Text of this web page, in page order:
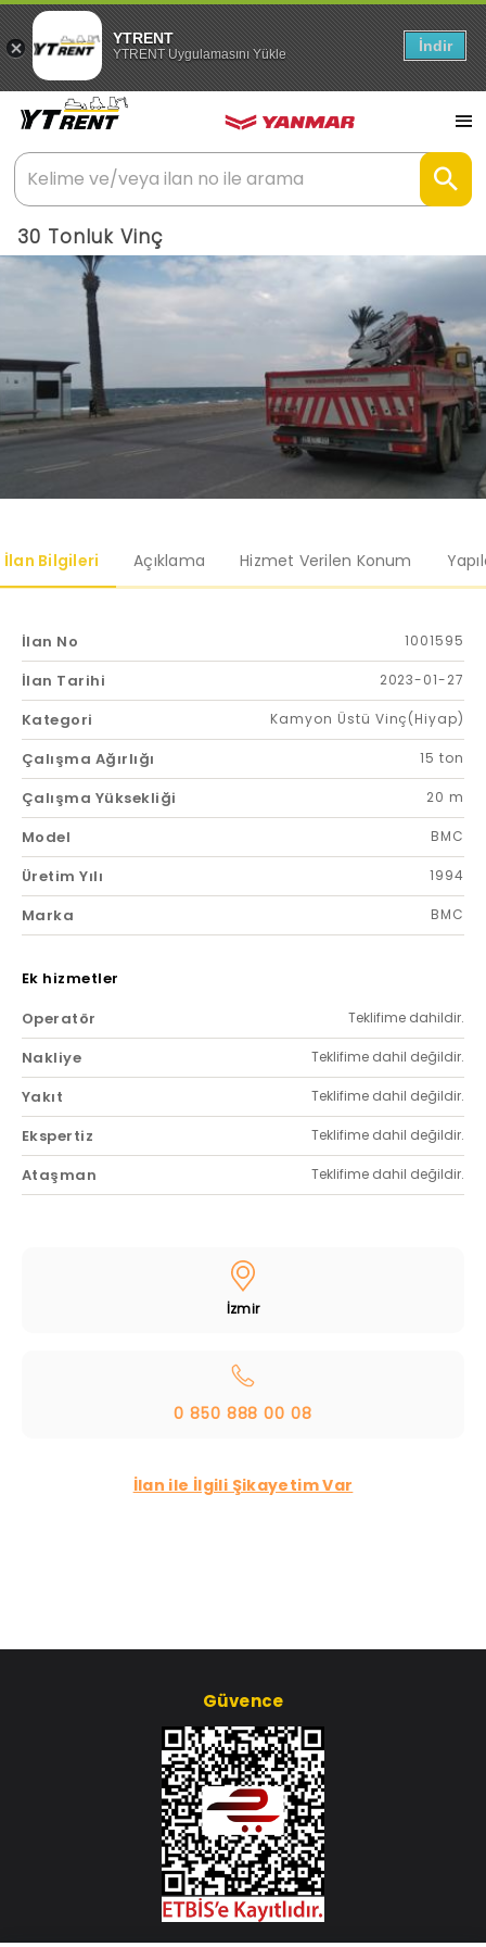
YTRENT
YTRENT Uygulamasını Yükle İndir
30 Tonluk Vinç
İlan Bilgileri Açıklama Hizmet Verilen Konum
İlan No 1001595
İlan Tarihi 2023-01-27
Kategori Kamyon Üstü Vinç(Hiyap)
Çalışma Ağırlığı 15 ton
Çalışma Yüksekliği 20 m
Model BMC
Üretim Yılı 1994
Marka BMC
Ek hizmetler
Operatör
Teklifime dahildir.
Nakliye Teklifime dahil değildir.
Yakıt Teklifime dahil değildir.
Ekspertiz Teklifime dahil değildir.
Ataşman Teklifime dahil değildir.
İzmir
0 850 888 00 08
İlan ile İlgili Şikayetim Var
Güvence